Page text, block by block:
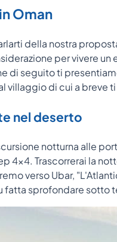
Oman
della nostra
per vivere un
di seguito ti
villaggio di cui a breve
nel deserto
notturna alle
4x4. Trascorrerai la
verso Ubar,
fatta sprofondare sotto